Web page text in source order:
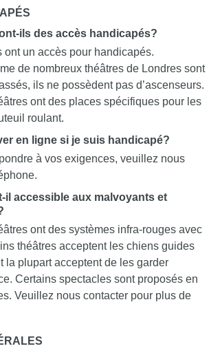
ils des accès handicapés?
ont un accès pour handicapés.
de nombreux théâtres de Londres sont
ils ne possèdent pas d’ascenseurs.
ont des places spécifiques pour les
roulant.
en ligne si je suis handicapé?
à vos exigences, veuillez nous
il accessible aux malvoyants et
ont des systèmes infra-rouges avec
théâtres acceptent les chiens guides
la plupart acceptent de les garder
Certains spectacles sont proposés en
Veuillez nous contacter pour plus de